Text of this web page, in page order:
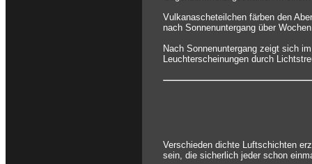
Vulkanascheteilchen färben den
nach Sonnenuntergang über
Nach Sonnenuntergang zeigt sich
Leuchterscheinungen durch
Verschieden dichte Luftschichten
sein, die sicherlich jeder schon